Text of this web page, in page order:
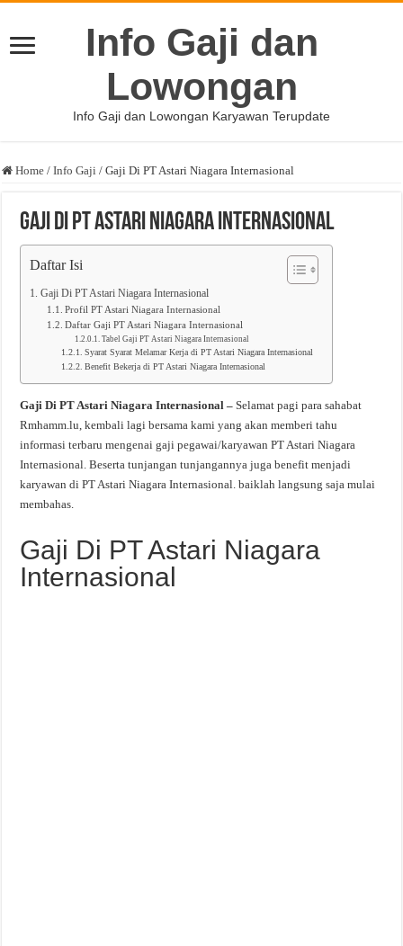
Info Gaji dan
Lowongan
Info Gaji dan Lowongan Karyawan Terupdate
Home / Info Gaji / Gaji Di PT Astari Niagara Internasional
Gaji Di PT Astari Niagara Internasional
Daftar Isi
Gaji Di PT Astari Niagara Internasional
Profil PT Astari Niagara Internasional
Daftar Gaji PT Astari Niagara Internasional
Tabel Gaji PT Astari Niagara Internasional
Syarat Syarat Melamar Kerja di PT Astari Niagara Internasional
Benefit Bekerja di PT Astari Niagara Internasional
Gaji Di PT Astari Niagara Internasional –Selamat pagi para sahabat
Rmhamm.lu, kembali lagi bersama kami yang akan memberi tahu
informasi terbaru mengenai gaji pegawai/karyawan PT Astari Niagara
Internasional. Beserta tunjangan tunjangannya juga benefit menjadi
karyawan di PT Astari Niagara Internasional. baiklah langsung saja mulai
membahas.
Gaji Di PT Astari Niagara
Internasional